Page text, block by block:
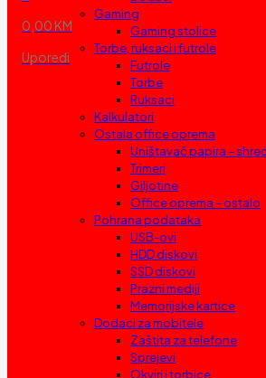
0,00 KM
Uporedi
Gaming
Gaming stolice
Torbe, ruksaci i futrole
Futrole
Torbe
Ruksaci
Kalkulatori
Ostala office oprema
Uništavač papira –
Trimeri
Giljotine
Office oprema – ostalo
Pohrana podataka
USB-ovi
HDD diskovi
SSD diskovi
Prazni mediji
Memorijske kartice
Dodaci za mobitele
Zaštita za telefone
Sprejevi
Okviri i torbice